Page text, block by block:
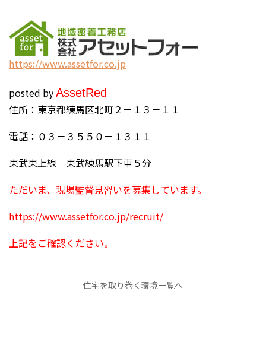
https://www.assetfor.co.jp
posted byAssetRed
住所：東京都練馬区北町２－１３－１１
電話：０３－３５５０－１３１１
東武東上線 東武練馬駅下車５分
ただいま、現場監督見習いを募集しています。
https://www.assetfor.co.jp/recruit/
上記をご確認ください。
住宅を取り巻く環境一覧へ